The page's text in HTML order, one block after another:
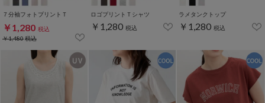
７分袖フォトプリントＴ
￥1,280 税込
￥1,480税込
ロゴプリントＴシャツ
￥1,280 税込
ラメタンクトップ
￥1,280 税込